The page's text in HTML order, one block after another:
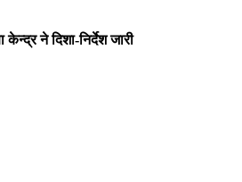
ने दिशा-निर्देश जारी